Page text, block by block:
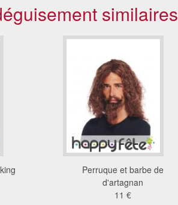
similaires
Perruque et barbe de
d'artagnan
11 €